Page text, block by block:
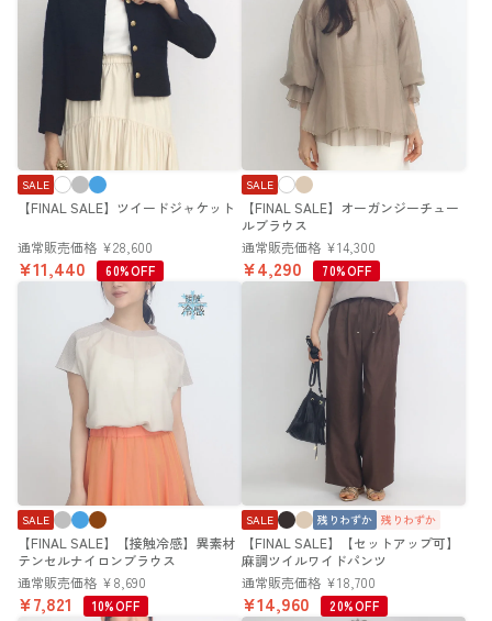
【FINAL SALE】ツイードジャケット
SALE
通常販売価格 ¥28,600
¥11,440 60%OFF
【FINAL SALE】オーガンジーチュー
ルブラウス
SALE
通常販売価格 ¥14,300
¥4,290 70%OFF
【FINAL SALE】【接触冷感】異素材
テンセルナイロンブラウス
SALE
通常販売価格 ¥8,690
¥7,821 10%OFF
【FINAL SALE】【セットアップ可】
麻調ツイルワイドパンツ
SALE 残りわずか 残りわずか
通常販売価格 ¥18,700
¥14,960 20%OFF